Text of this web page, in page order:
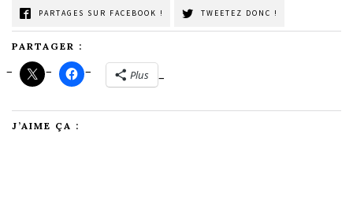
PARTAGES SUR FACEBOOK ! TWEETEZ DONC !
PARTAGER :
Plus
J’AIME ÇA :